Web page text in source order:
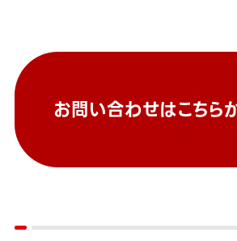
お問い合わせはこちら